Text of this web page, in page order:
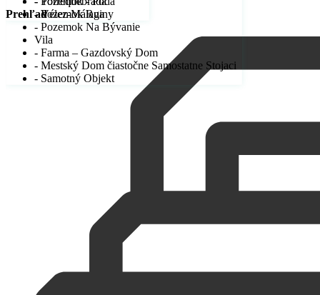
- Pozemok Ruiny
- Pozemok Na Bývanie
Vila
- Farma – Gazdovský Dom
- Mestský Dom čiastočne Samostatne Stojaci
- Samotný Objekt
- Vélez-Málaga
Prehľad